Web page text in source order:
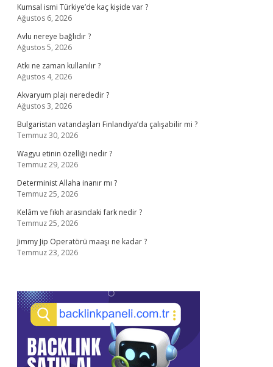
Kumsal ismi Türkiye’de kaç kişide var ?
Ağustos 6, 2026
Avlu nereye bağlıdır ?
Ağustos 5, 2026
Atkı ne zaman kullanılır ?
Ağustos 4, 2026
Akvaryum plajı nerededir ?
Ağustos 3, 2026
Bulgaristan vatandaşları Finlandiya’da çalışabilir mi ?
Temmuz 30, 2026
Wagyu etinin özelliği nedir ?
Temmuz 29, 2026
Determinist Allaha inanır mı ?
Temmuz 25, 2026
Kelâm ve fıkıh arasındaki fark nedir ?
Temmuz 25, 2026
Jimmy Jip Operatörü maaşı ne kadar ?
Temmuz 23, 2026